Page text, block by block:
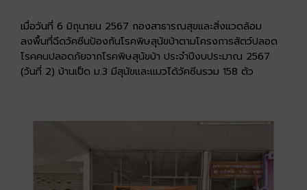
เมื่อวันที่ 6 มิถุนายน 2567 กองสาธารณสุขและสิ่งแวดล้อม
ลงพื้นที่ฉีดวัคซีนป้องกันโรคพิษสุนัขบ้าตามโครงการสัตว์ปลอด
โรคคนปลอดภัยจากโรคพิษสุนัขบ้า ประจำปีงบประมาณ 2567
(วันที่ 2) บ้านเป็ด ม.3 มีสุนัขและแมวได้วัคซีนรวม 158 ตัว